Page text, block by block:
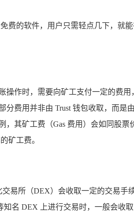
费的软件，用户只需轻点几下，
作时，需要向矿工支付一定的费
费用并非由 Trust 钱包收取，而
其矿工费（Gas 费用）会如同股
矿工费。
易所（DEX）会收取一定的交易
名 DEX 上进行交易时，一般会收取